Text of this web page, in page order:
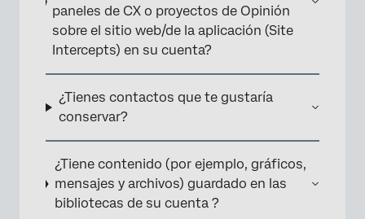
paneles de CX o proyectos de Opinión
sobre el sitio web/de la aplicación (Site
Intercepts) en su cuenta?
¿Tienes contactos que te gustaría
conservar?
¿Tiene contenido (por ejemplo, gráficos,
mensajes y archivos) guardado en las
bibliotecas de su cuenta ?